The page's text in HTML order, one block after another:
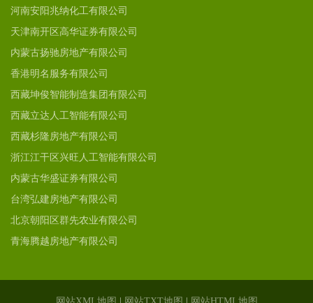
河南安阳兆纳化工有限公司
天津南开区高华证券有限公司
内蒙古扬驰房地产有限公司
香港明名服务有限公司
西藏坤俊智能制造集团有限公司
西藏立达人工智能有限公司
西藏杉隆房地产有限公司
浙江江干区兴旺人工智能有限公司
内蒙古华盛证券有限公司
台湾弘建房地产有限公司
北京朝阳区群先农业有限公司
青海腾越房地产有限公司